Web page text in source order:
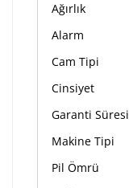
Ağırlık
Alarm
Cam Tipi
Cinsiyet
Garanti Süresi
Makine Tipi
Pil Ömrü